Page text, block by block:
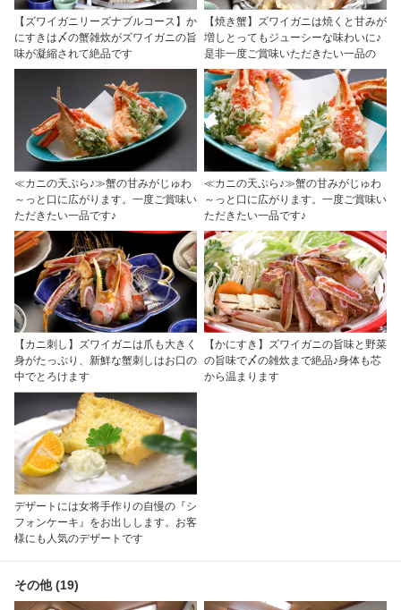
【ズワイガニリーズナブルコース】か
にすきは〆の蟹雑炊がズワイガニの旨
味が凝縮されて絶品です
【焼き蟹】ズワイガニは焼くと甘みが
増しとってもジューシーな味わいに♪
是非一度ご賞味いただきたい一品の
≪カニの天ぷら♪≫蟹の甘みがじゅわ
～っと口に広がります。一度ご賞味い
ただきたい一品です♪
≪カニの天ぷら♪≫蟹の甘みがじゅわ
～っと口に広がります。一度ご賞味い
ただきたい一品です♪
【カニ刺し】ズワイガニは爪も大きく
身がたっぷり、新鮮な蟹刺しはお口の
中でとろけます
【かにすき】ズワイガニの旨味と野菜
の旨味で〆の雑炊まで絶品♪身体も芯
から温まります
デザートには女将手作りの自慢の『シ
フォンケーキ』をお出しします。お客
様にも人気のデザートです
その他 (19)